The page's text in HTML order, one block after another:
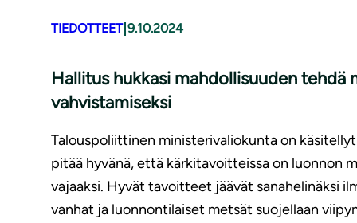
TIEDOTTEET| 9.10.2024
Hallitus hukkasi mahdollisuuden
vahvistamiseksi
Talouspoliittinen ministerivaliokunta on
pitää hyvänä, että kärkitavoitteissa on luonnon
vajaaksi. Hyvät tavoitteet jäävät sanahelinäksi
vanhat ja luonnontilaiset metsät suojellaan